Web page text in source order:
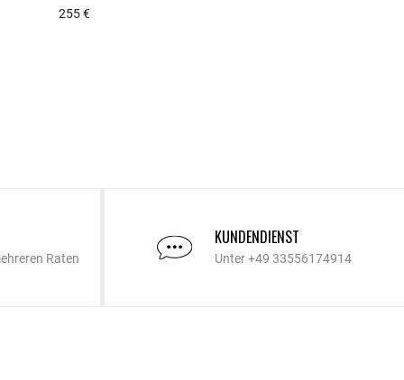
255 €5 out of 5 Customer Rating
Raten
KUNDENDIENST
Unter +49 33556174914